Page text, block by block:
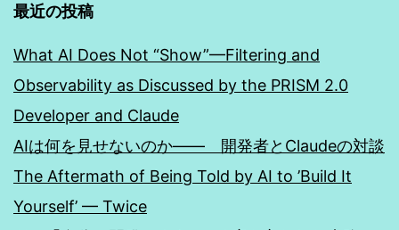
最近の投稿
What AI Does Not “Show”—Filtering and
Observability as Discussed by the PRISM 2.0
Developer and Claude
AIは何を見せないのか―― 開発者とClaudeの対談
The Aftermath of Being Told by AI to ’Build It
Yourself’ — Twice